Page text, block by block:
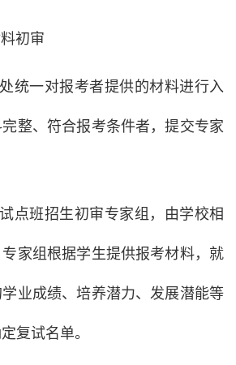
初审
统一对报考者提供的材料进行入
整、符合报考条件者，提交专家
点班招生初审专家组，由学校相
家组根据学生提供报考材料，就
业成绩、培养潜力、发展潜能等
复试名单。